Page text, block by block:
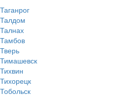
Таганрог
Талдом
Талнах
Тамбов
Тверь
Тимашевск
Тихвин
Тихорецк
Тобольск